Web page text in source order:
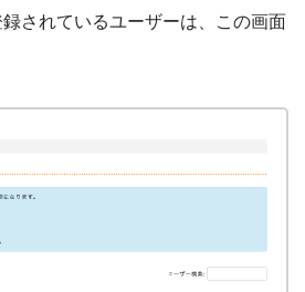
されているユーザーは、この画面